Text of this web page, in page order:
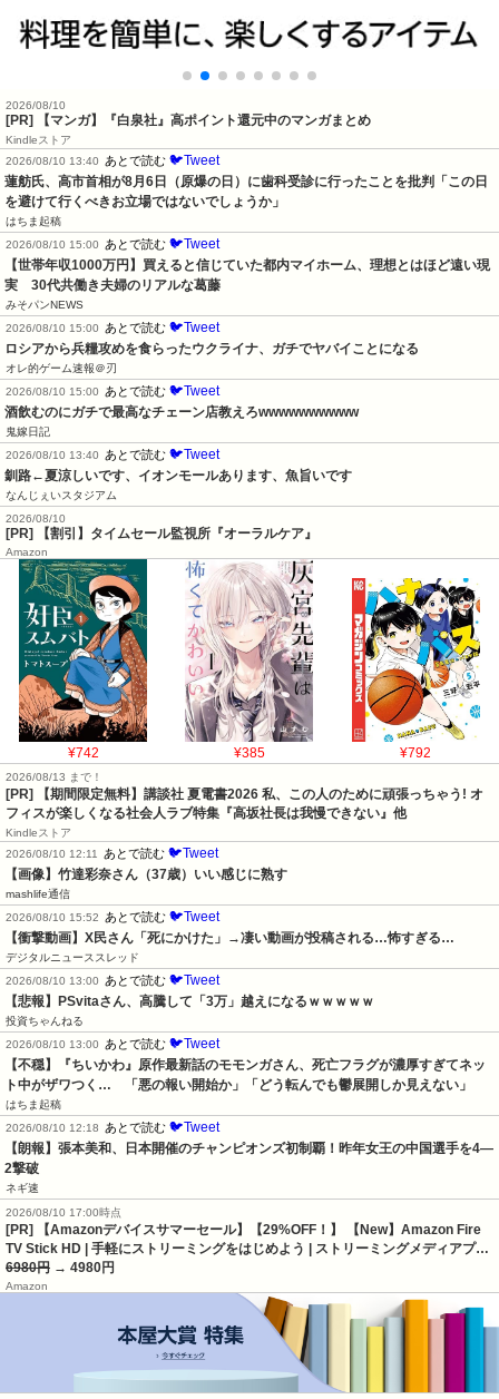
2026/08/10
[PR] 【マンガ】『白泉社』高ポイント還元中のマンガまとめ
Kindleストア
2026/08/10 13:40
あとで読む 🐦Tweet
蓮舫氏、高市首相が8月6日（原爆の日）に歯科受診に行ったことを批判「この日
を避けて行くべきお立場ではないでしょうか」
はちま起稿
2026/08/10 15:00
あとで読む 🐦Tweet
【世帯年収1000万円】買えると信じていた都内マイホーム、理想とはほど遠い現
実　30代共働き夫婦のリアルな葛藤
みそパンNEWS
2026/08/10 15:00
あとで読む 🐦Tweet
ロシアから兵糧攻めを食らったウクライナ、ガチでヤバイことになる
オレ的ゲーム速報＠刃
2026/08/10 15:00
あとで読む 🐦Tweet
酒飲むのにガチで最高なチェーン店教えろwwwwwwwwww
鬼嫁日記
2026/08/10 13:40
あとで読む 🐦Tweet
釧路←夏涼しいです、イオンモールあります、魚旨いです
なんじぇいスタジアム
2026/08/10
[PR] 【割引】タイムセール監視所『オーラルケア』
Amazon
¥742 ¥385 ¥792
2026/08/13 まで！
[PR] 【期間限定無料】講談社 夏電書2026 私、この人のために頑張っちゃう! オ
フィスが楽しくなる社会人ラブ特集『高坂社長は我慢できない』他
Kindleストア
2026/08/10 12:11
あとで読む 🐦Tweet
【画像】竹達彩奈さん（37歳）いい感じに熟す
mashlife通信
2026/08/10 15:52
あとで読む 🐦Tweet
【衝撃動画】X民さん「死にかけた」→凄い動画が投稿される…怖すぎる…
デジタルニューススレッド
2026/08/10 13:00
あとで読む 🐦Tweet
【悲報】PSvitaさん、高騰して「3万」越えになるｗｗｗｗｗ
投資ちゃんねる
2026/08/10 13:00
あとで読む 🐦Tweet
【不穏】『ちいかわ』原作最新話のモモンガさん、死亡フラグが濃厚すぎてネッ
ト中がザワつく…　「悪の報い開始か」「どう転んでも鬱展開しか見えない」
はちま起稿
2026/08/10 12:18
あとで読む 🐦Tweet
【朗報】張本美和、日本開催のチャンピオンズ初制覇！昨年女王の中国選手を4―
2撃破
ネギ速
2026/08/10 17:00時点
[PR] 【Amazonデバイスサマーセール】【29%OFF！】 【New】Amazon Fire
TV Stick HD | 手軽にストリーミングをはじめよう | ストリーミングメディアプ…
6980円 → 4980円
Amazon